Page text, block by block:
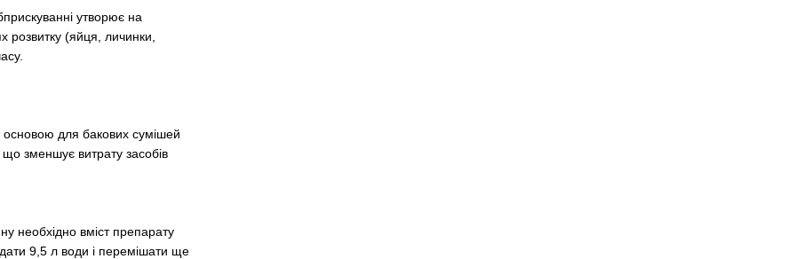
утворює на
розвитку (яйця, личинки,
для бакових сумішей
що зменшує витрату засобів
необхідно вміст препарату
9,5 л води і перемішати ще